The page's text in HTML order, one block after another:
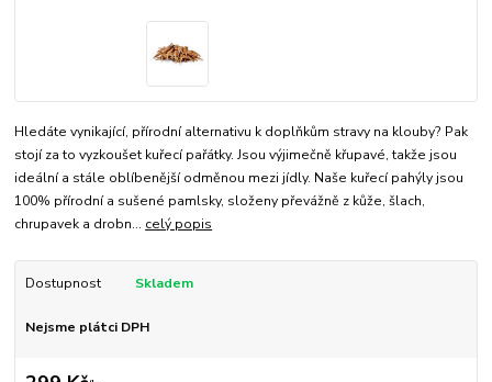
Hledáte vynikající, přírodní alternativu k doplňkům stravy na klouby? Pak
stojí za to vyzkoušet kuřecí pařátky. Jsou výjimečně křupavé, takže jsou
ideální a stále oblíbenější odměnou mezi jídly. Naše kuřecí pahýly jsou
100% přírodní a sušené pamlsky, složeny převážně z kůže, šlach,
chrupavek a drobn... celý popis
Dostupnost Skladem
Nejsme plátci DPH